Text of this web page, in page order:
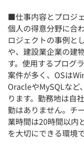
■仕事内容とプロジ
個人の得意分野に合
ロジェクトの事例と
や、建設業企業の建
す。使用するプログ
案件が多く、OSは
OracleやMySQLなど
ります。勤務地は自
勤はありません。チ
業時間は20時間以内
を大切にできる環境で